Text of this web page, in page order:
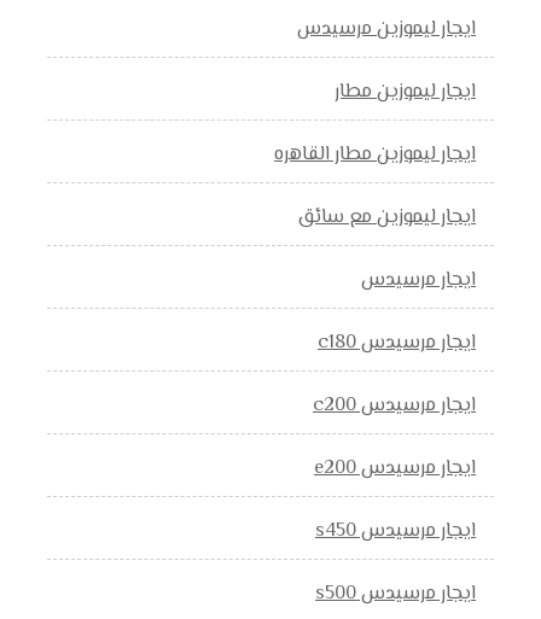
ايجار ليموزين مرسيدس
ايجار ليموزين مطار
ايجار ليموزين مطار القاهره
ايجار ليموزين مع سائق
ايجار مرسيدس
ايجار مرسيدس c180
ايجار مرسيدس c200
ايجار مرسيدس e200
ايجار مرسيدس s450
ايجار مرسيدس s500